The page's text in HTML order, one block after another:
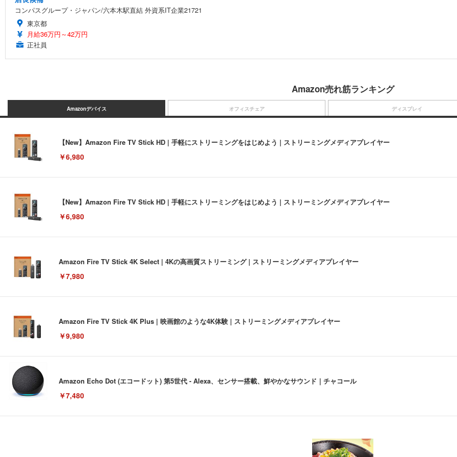
コンパスグループ・ジャパン/六本木駅直結 外資系IT企業21721
東京都
月給36万円～42万円
正社員
Amazon売れ筋ランキング
Amazonデバイス
【New】Amazon Fire TV Stick HD | 手軽にストリーミングをはじめよう | ストリーミングメディアプレイヤー
￥6,980
【New】Amazon Fire TV Stick HD | 手軽にストリーミングをはじめよう | ストリーミングメディアプレイヤー
￥6,980
Amazon Fire TV Stick 4K Select | 4Kの高画質ストリーミング | ストリーミングメディアプレイヤー
￥7,980
Amazon Fire TV Stick 4K Plus | 映画館のような4K体験 | ストリーミングメディアプレイヤー
￥9,980
Amazon Echo Dot (エコードット) 第5世代 - Alexa、センサー搭載、鮮やかなサウンド｜チャコール
￥7,480
オフィスチェア
[EdoErgo] オフィスチェア 椅子 テレワーク 疲れない 跳ね上げ式アームレスト コンパクト 約105度ロッキング pc 事務椅子 360度回
ディスプレイ
EIZO ビジネス向けプレミアムモニター | FlexScan EV3240X-WT | 31.5型4K UHD・USB Type-C・ホワイト
Amazonベーシック ペットシーツ 薄型 レギュラー 1回使い捨て 無香料 ホワイト 300枚